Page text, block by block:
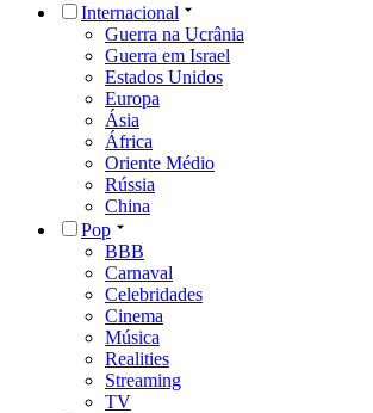
Internacional
Guerra na Ucrânia
Guerra em Israel
Estados Unidos
Europa
Ásia
África
Oriente Médio
Rússia
China
Pop
BBB
Carnaval
Celebridades
Cinema
Música
Realities
Streaming
TV